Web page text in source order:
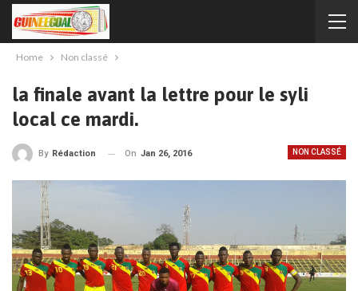
Home Non classé
la finale avant la lettre pour le syli
local ce mardi.
NON CLASSÉ
By Rédaction On Jan 26, 2016